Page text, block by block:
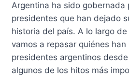
Argentina ha sido gobernada
presidentes que han dejado
historia del país. A lo largo
vamos a repasar quiénes han
presidentes argentinos
algunos de los hitos más